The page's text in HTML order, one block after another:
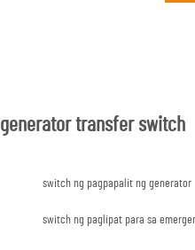
generator transfer switch
switch ng pagpapalit ng generator
switch ng paglipat para sa